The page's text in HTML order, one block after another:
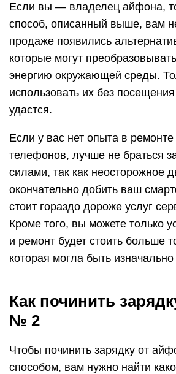
Если вы — владелец айфона,
способ, описанный выше, вам
продаже появились
которые могут
энергию окружающей среды.
использовать их без
удастся.
Если у вас нет опыта в
телефонов, лучше не браться
силами, так как неосторожное
окончательно добить ваш
стоит гораздо дороже услуг
Кроме того, вы можете только
и ремонт будет стоить больше
которая могла быть изначально
Как починить
№ 2
Чтобы починить зарядку от
способом, вам нужно найти